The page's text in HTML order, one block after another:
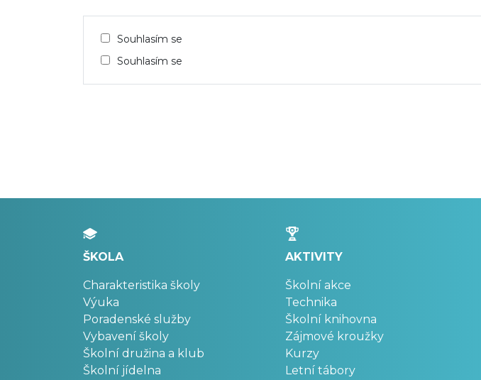
Souhlasím se
Souhlasím se
ŠKOLA
Charakteristika školy
Výuka
Poradenské služby
Vybavení školy
Školní družina a klub
Školní jídelna
AKTIVITY
Školní akce
Technika
Školní knihovna
Zájmové kroužky
Kurzy
Letní tábory